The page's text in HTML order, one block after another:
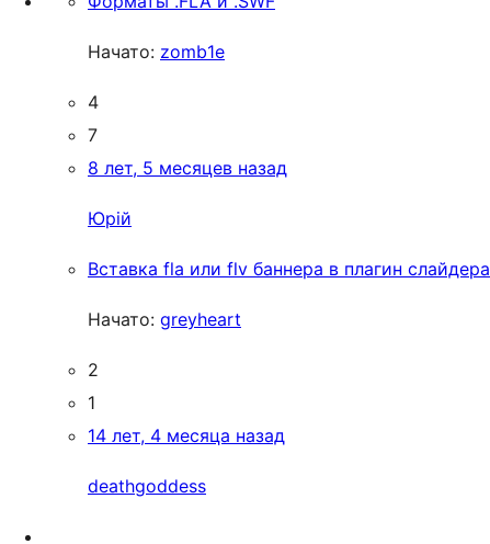
Начато: zomb1e
4
7
8 лет, 5 месяцев назад
Юрій
Вставка fla или flv баннера в плагин слайдера
Начато: greyheart
2
1
14 лет, 4 месяца назад
deathgoddess